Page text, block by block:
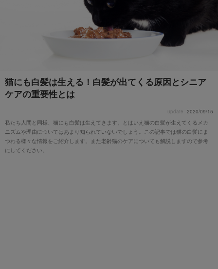
猫にも白髪は生える！白髪が出てくる原因とシニア
ケアの重要性とは
update 2020/09/15
私たち人間と同様、猫にも白髪は生えてきます。とはいえ猫の白髪が生えてくるメカ
ニズムや理由についてはあまり知られていないでしょう。この記事では猫の白髪にま
つわる様々な情報をご紹介します。また老齢猫のケアについても解説しますので参考
にしてください。